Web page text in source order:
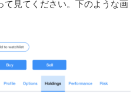
て見てください。下のような画